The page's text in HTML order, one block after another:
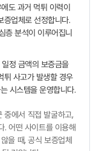
도 과거 먹튀 이력이
증업체로 선정합니다.
층 분석이 이루어집니
정 금액의 보증금을
튀 사고가 발생할 경우
시스템을 운영합니다.
중에서 직접 발굴하고,
. 어떤 사이트를 이용해
을 때, 공식 보증업체